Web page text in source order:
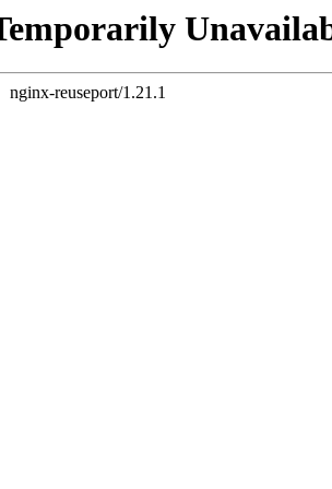
nginx-reuseport/1.21.1